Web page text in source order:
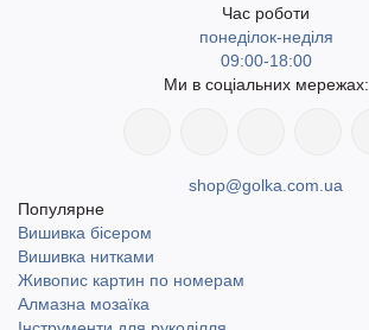
Час роботи
понеділок-неділя
09:00-18:00
Ми в соціальних мережах:
shop@golka.com.ua
Популярне
Вишивка бісером
Вишивка нитками
Живопис картин по номерам
Алмазна мозаїка